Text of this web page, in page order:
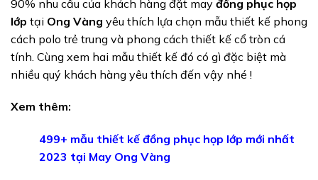
90% nhu cầu của khách hàng đặt may đồng phục họp
lớp tại Ong Vàng yêu thích lựa chọn mẫu thiết kế phong
cách polo trẻ trung và phong cách thiết kế cổ tròn cá
tính. Cùng xem hai mẫu thiết kế đó có gì đặc biệt mà
nhiều quý khách hàng yêu thích đến vậy nhé !
Xem thêm:
499+ mẫu thiết kế đồng phục họp lớp mới nhất
2023 tại May Ong Vàng